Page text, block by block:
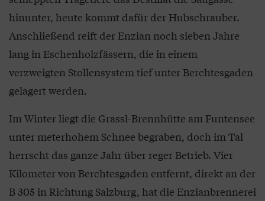
hinunter, heute kommt dafür der Hubschrauber.
Anschließend reift der Enzian noch sieben Jahre
lang in Eschenholzfässern, die in einem
verzweigten Stollensystem tief unter Berchtesgaden
gelagert werden.
Im Winter liegt die Grassl-Brennhütte am Funtensee
unter meterhohem Schnee begraben, doch im Tal
herrscht das ganze Jahr über reger Betrieb. Vier
Kilometer von Berchtesgaden entfernt, direkt an der
B 305 in Richtung Salzburg, hat die Enzianbrennerei